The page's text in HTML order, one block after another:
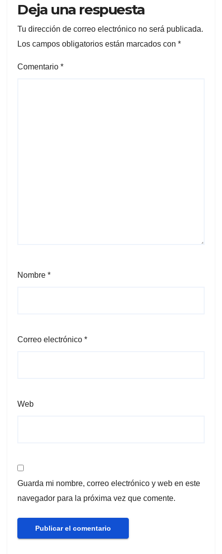
Deja una respuesta
Tu dirección de correo electrónico no será publicada.
Los campos obligatorios están marcados con *
Comentario *
Nombre *
Correo electrónico *
Web
Guarda mi nombre, correo electrónico y web en este
navegador para la próxima vez que comente.